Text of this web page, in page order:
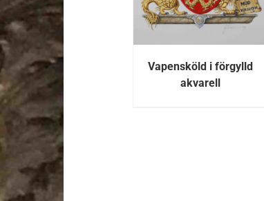
Vapensköld i förgylld
akvarell